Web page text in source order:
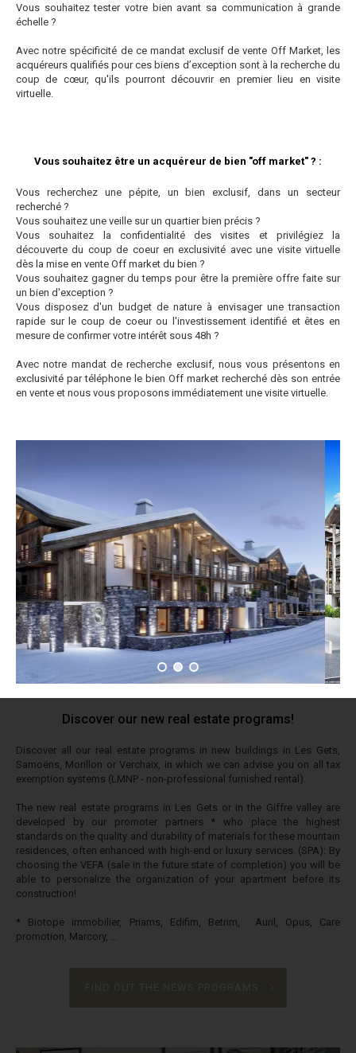
Vous souhaitez tester votre bien avant sa communication à grande
échelle ?
Avec notre spécificité de ce mandat exclusif de vente Off Market, les
acquéreurs qualifiés pour ces biens d’exception sont à la recherche du
coup de cœur, qu'ils pourront découvrir en premier lieu en visite
virtuelle.
Vous souhaitez être un acquéreur de bien "off market" ? :
Vous recherchez une pépite, un bien exclusif, dans un secteur
recherché ?
Vous souhaitez une veille sur un quartier bien précis ?
Vous souhaitez la confidentialité des visites et privilégiez la
découverte du coup de coeur en exclusivité avec une visite virtuelle
dès la mise en vente Off market du bien ?
Vous souhaitez gagner du temps pour être la première offre faite sur
un bien d'exception ?
Vous disposez d'un budget de nature à envisager une transaction
rapide sur le coup de coeur ou l'investissement identifié et êtes en
mesure de confirmer votre intérêt sous 48h ?
Avec notre mandat de recherche exclusif, nous vous présentons en
exclusivité par téléphone le bien Off market recherché dès son entrée
en vente et nous vous proposons immédiatement une visite virtuelle.
Discover our new real estate programs!
Discover all our real estate programs in new buildings in Les Gets,
Samoëns, Morillon or Verchaix, in which we can advise you on all tax
exemption systems (LMNP - non-professional furnished rental).
The new real estate programs in Les Gets or in the Giffre valley are
developed by our promoter partners * who place the highest
standards on the quality and durability of materials for these mountain
residences, often enhanced with high-end or luxury services. (SPA): By
choosing the VEFA (sale in the future state of completion) you will be
able to personalize the organization of your apartment before its
construction!
* Biotope immobilier, Priams, Edifim, Betrim, Auril, Opus, Care
promotion, Marcory, ...